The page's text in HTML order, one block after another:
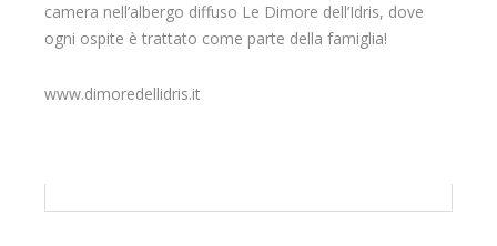
camera nell’albergo diffuso Le Dimore dell’Idris, dove
ogni ospite è trattato come parte della famiglia!
www.dimoredellidris.it